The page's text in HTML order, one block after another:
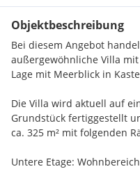
Objektbeschreibung
Bei diesem Angebot
außergewöhnliche Villa
Lage mit Meerblick in
Die Villa wird aktuell auf
Grundstück fertiggestellt
ca. 325 m² mit folgenden
Untere Etage: